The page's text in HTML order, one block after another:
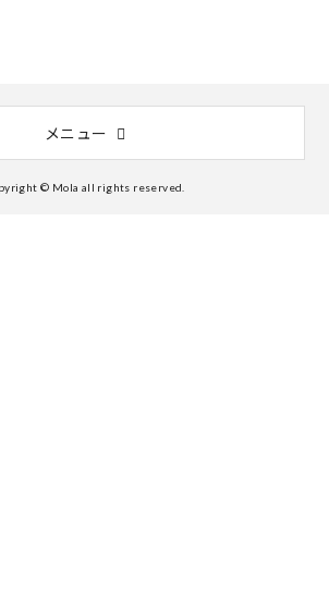
メニュー
© Mola all rights reserved.